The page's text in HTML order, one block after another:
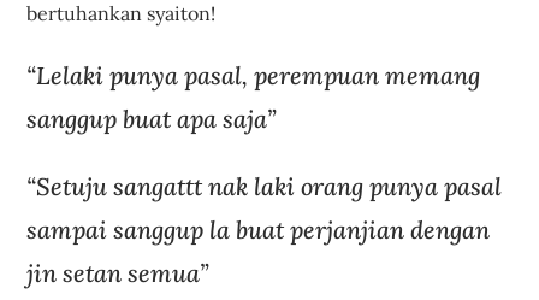
bertuhankan syaiton!
“Lelaki punya pasal, perempuan memang
sanggup buat apa saja”
“Setuju sangattt nak laki orang punya pasal
sampai sanggup la buat perjanjian dengan
jin setan semua”